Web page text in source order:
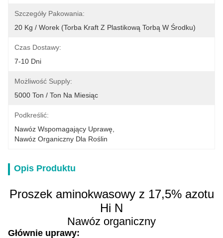
Szczegóły Pakowania:
20 Kg / Worek (torba Kraft Z Plastikową Torbą W Środku)
Czas Dostawy:
7-10 Dni
Możliwość Supply:
5000 Ton / Ton Na Miesiąc
Podkreślić:
Nawóz Wspomagający Uprawę
Nawóz Organiczny Dla Roślin
Opis Produktu
Proszek aminokwasowy z 17,5% azotu
Hi N
Nawóz organiczny
Głównie uprawy: